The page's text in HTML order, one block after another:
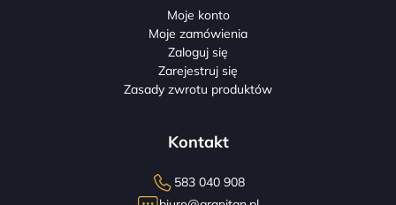
Moje konto
Moje zamówienia
Zaloguj się
Zarejestruj się
Zasady zwrotu produktów
Kontakt
583 040 908